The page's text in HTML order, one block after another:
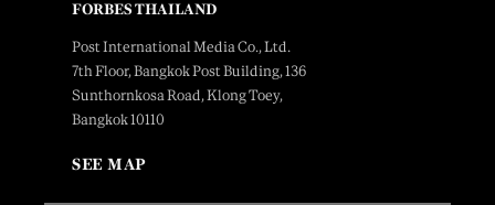
FORBES THAILAND
Post International Media Co., Ltd.
7th Floor, Bangkok Post Building, 136
Sunthornkosa Road, Klong Toey,
Bangkok 10110
SEE MAP